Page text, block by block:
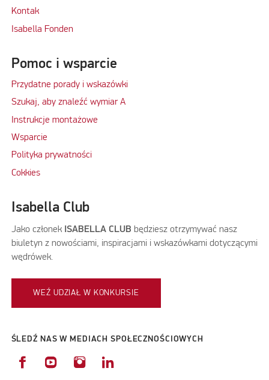
Kontak
Isabella Fonden
Pomoc i wsparcie
Przydatne porady i wskazówki
Szukaj, aby znaleźć wymiar A
Instrukcje montażowe
Wsparcie
Polityka prywatności
Cokkies
Isabella Club
Jako członekISABELLA CLUB będziesz otrzymywać nasz
biuletyn z nowościami, inspiracjami i wskazówkami dotyczącymi
wędrówek.
WEŹ UDZIAŁ W KONKURSIE
ŚLEDŹ NAS W MEDIACH SPOŁECZNOŚCIOWYCH